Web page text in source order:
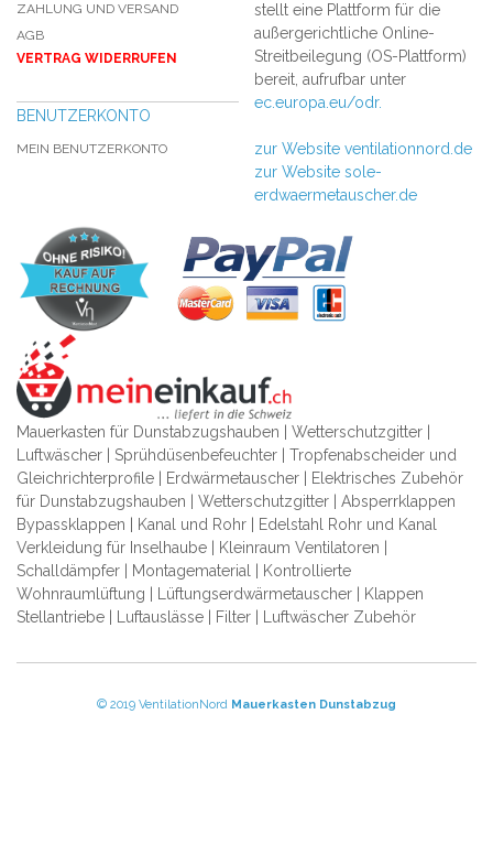
ZAHLUNG UND VERSAND
AGB
VERTRAG WIDERRUFEN
BENUTZERKONTO
MEIN BENUTZERKONTO
stellt eine Plattform für die
außergerichtliche Online-
Streitbeilegung (OS-Plattform)
bereit, aufrufbar unter
ec.europa.eu/odr.
zur Website ventilationnord.de
zur Website sole-
erdwaermetauscher.de
Mauerkasten für Dunstabzugshauben | Wetterschutzgitter |
Luftwäscher | Sprühdüsenbefeuchter | Tropfenabscheider und
Gleichrichterprofile | Erdwärmetauscher | Elektrisches Zubehör
für Dunstabzugshauben | Wetterschutzgitter | Absperrklappen
Bypassklappen | Kanal und Rohr | Edelstahl Rohr und Kanal
Verkleidung für Inselhaube | Kleinraum Ventilatoren |
Schalldämpfer | Montagematerial | Kontrollierte
Wohnraumlüftung | Lüftungserdwärmetauscher | Klappen
Stellantriebe | Luftauslässe | Filter | Luftwäscher Zubehör
© 2019 VentilationNord Mauerkasten Dunstabzug